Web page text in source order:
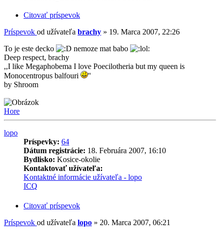
Citovať príspevok
Príspevok od užívateľa brachy » 19. Marca 2007, 22:26
To je este decko
nemoze mat babo
Deep respect, brachy
,,I like Megaphobema I love Poecilotheria but my queen is
Monocentropus balfouri
''
by Shroom
Hore
lopo
Príspevky: 64
Dátum registrácie: 18. Februára 2007, 16:10
Bydlisko: Kosice-okolie
Kontaktovať užívateľa:
Kontaktné informácie užívateľa - lopo
ICQ
Citovať príspevok
Príspevok od užívateľa lopo » 20. Marca 2007, 06:21